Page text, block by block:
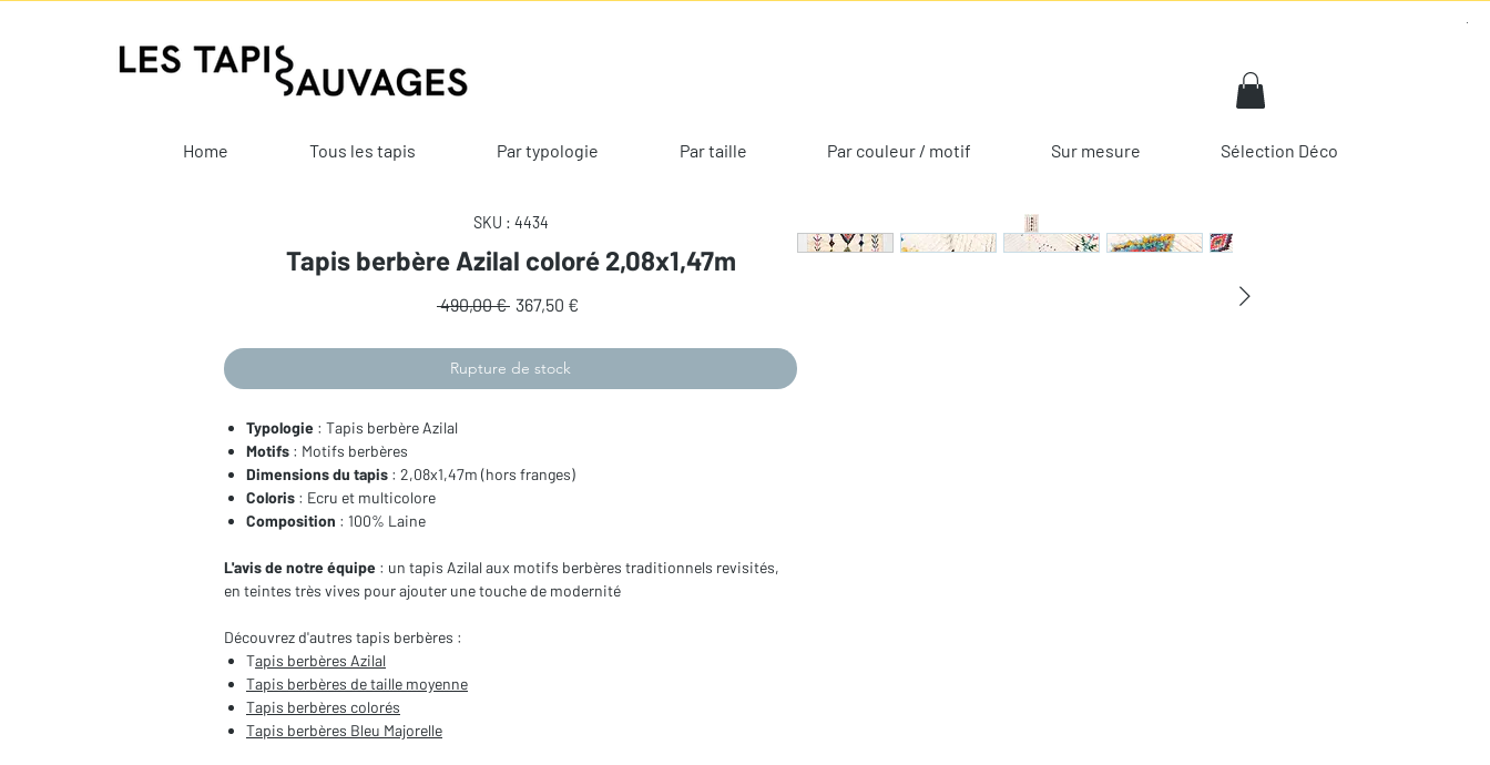
Home Tous les tapis Par typologie Par taille Par couleur / motif Sur mesure Sélection Déco
SKU : 4434
Tapis berbère Azilal coloré 2,08x1,47m
490,00 € Prix
367,50 €
Rupture de stock
Typologie : Tapis berbère Azilal
Motifs : Motifs berbères
Dimensions du tapis : 2,08x1,47m (hors franges)
Coloris : Ecru et multicolore
Composition : 100% Laine
L'avis de notre équipe : un tapis Azilal aux motifs berbères traditionnels revisités,
en teintes très vives pour ajouter une touche de modernité
Découvrez d'autres tapis berbères :
Tapis berbères Azilal
Tapis berbères de taille moyenne
Tapis berbères colorés
Tapis berbères Bleu Majorelle